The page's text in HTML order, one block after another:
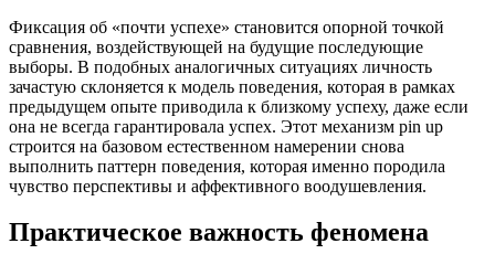
Фиксация об «почти успехе» становится опорной точкой
сравнения, воздействующей на будущие последующие
выборы. В подобных аналогичных ситуациях личность
зачастую склоняется к модель поведения, которая в рамках
предыдущем опыте приводила к близкому успеху, даже если
она не всегда гарантировала успех. Этот механизм pin up
строится на базовом естественном намерении снова
выполнить паттерн поведения, которая именно породила
чувство перспективы и аффективного воодушевления.
Практическое важность феномена